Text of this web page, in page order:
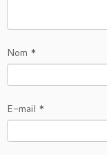
Nom *
E-mail *